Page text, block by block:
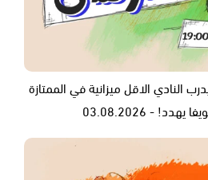
النادي الاقل ميزانية في الممتازة
- 03.08.2026